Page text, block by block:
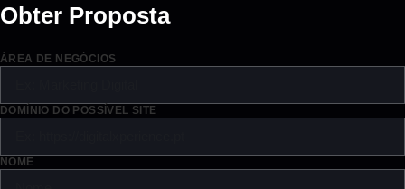
Obter Proposta
ÁREA DE NEGÓCIOS
DOMÍNIO DO POSSÍVEL SITE
NOME